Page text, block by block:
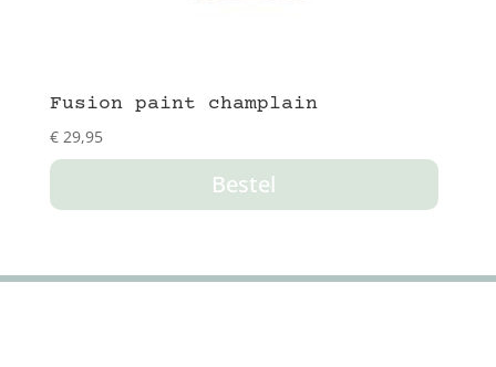
Fusion paint champlain
€29,95
Bestel